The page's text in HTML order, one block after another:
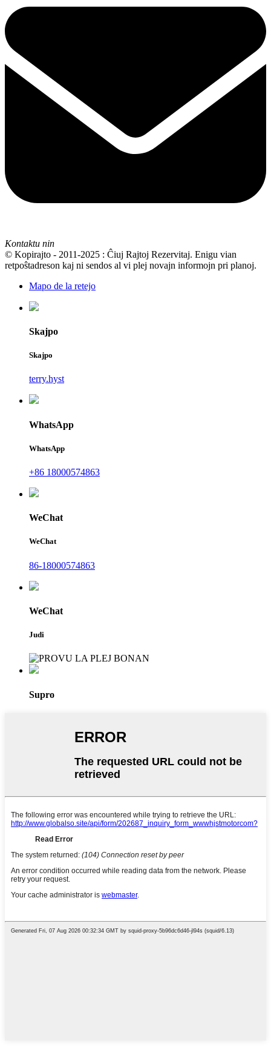
Kontaktu nin
© Kopirajto - 2011-2025 : Ĉiuj Rajtoj Rezervitaj. Enigu vian
retpoŝtadreson kaj ni sendos al vi plej novajn informojn pri planoj.
Mapo de la retejo
Skajpo
Skajpo
terry.hyst
WhatsApp
WhatsApp
+86 18000574863
WeChat
WeChat
86-18000574863
WeChat
Judi
Supro